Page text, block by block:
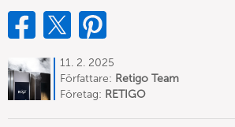
11. 2. 2025
Författare: Retigo Team
Deutschland
Företag: RETIGO